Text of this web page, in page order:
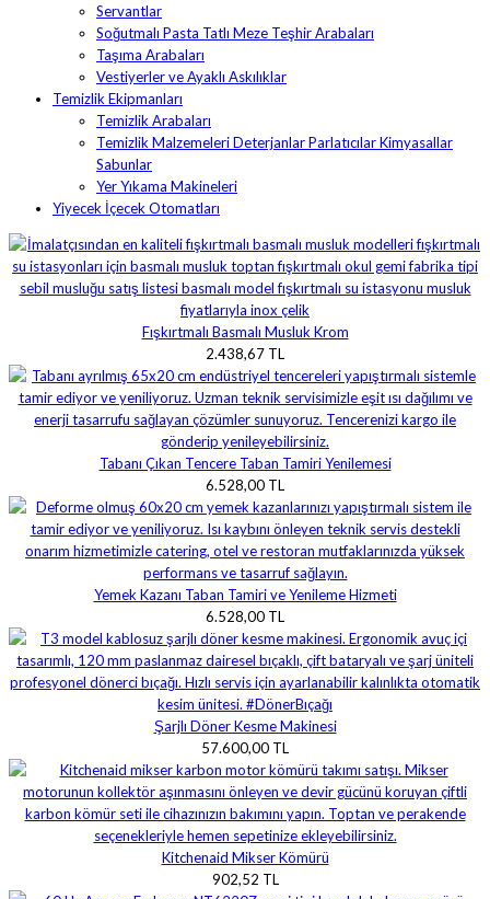
Servantlar
Soğutmalı Pasta Tatlı Meze Teşhir Arabaları
Taşıma Arabaları
Vestiyerler ve Ayaklı Askılıklar
Temizlik Ekipmanları
Temizlik Arabaları
Temizlik Malzemeleri Deterjanlar Parlatıcılar Kimyasallar
Sabunlar
Yer Yıkama Makineleri
Yiyecek İçecek Otomatları
Fışkırtmalı Basmalı Musluk Krom
2.438,67 TL
Tabanı Çıkan Tencere Taban Tamiri Yenilemesi
6.528,00 TL
Yemek Kazanı Taban Tamiri ve Yenileme Hizmeti
6.528,00 TL
Şarjlı Döner Kesme Makinesi
57.600,00 TL
Kitchenaid Mikser Kömürü
902,52 TL